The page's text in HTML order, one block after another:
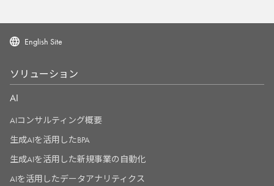
English Site
ソリューション
AI
AIコンサルティング概要
生成AIを活用したBPA
生成AIを活用した新規事業の自動化
AIを活用したデータアナリティクス